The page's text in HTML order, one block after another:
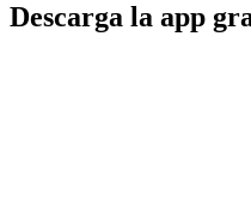
Descarga la app